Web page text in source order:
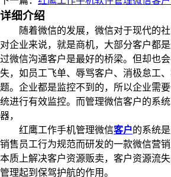
详细介绍
随着微信的发展，微信对于现代的社
对企业来说，就是商机，大部分客户都
过微信沟通客户是最好的桥梁。但却也
失，如员工飞单、辱骂客户、消极怠工
题。企业都是监控不到的，所以企业需
统进行有效监控。而管理微信客户的系
器，
红鹰工作手机管理微信客户的系统
销售员工行为规范而研发的一款微信营
本质上解决客户资源贩卖，客户资源流
管理起到保驾护航的作用。